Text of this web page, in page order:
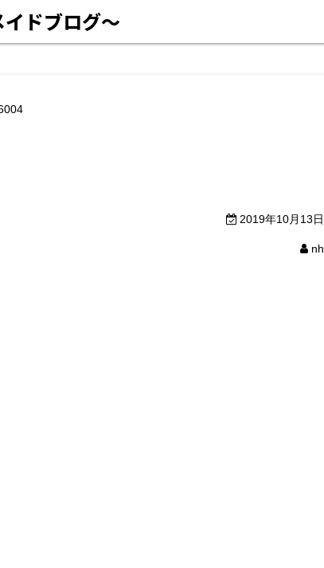
ドブログ〜
2019年10月13日
nh